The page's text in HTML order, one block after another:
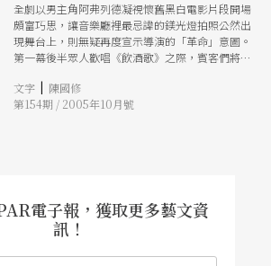
全劇以男主角阿弗列德凝視懷舊黑白電影片段開場
頗富巧思，讓音樂廳裡最忌諱的鎂光燈拍照公然出
現舞台上，則無疑再度宣示導演的「革命」意圖。
第一幕後半眾人歡唱《飲酒歌》之際，賓客們將桌
兀，創意絕佳。
文字 | 陳國修
第154期 / 2005年10月號
電子報，獲取更多藝文資
訊！